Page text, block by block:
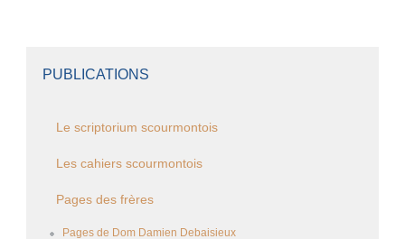
PUBLICATIONS
Le scriptorium scourmontois
Les cahiers scourmontois
Pages des frères
Pages de Dom Damien Debaisieux